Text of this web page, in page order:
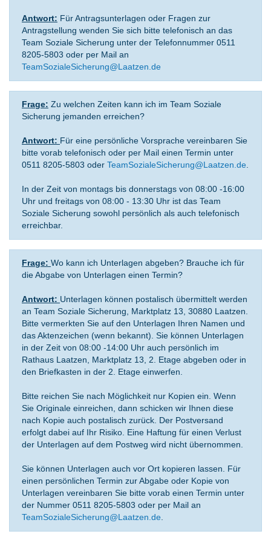
Antwort: Für Antragsunterlagen oder Fragen zur
Antragstellung wenden Sie sich bitte telefonisch an das
Team Soziale Sicherung unter der Telefonnummer 0511
8205-5803 oder per Mail an
TeamSozialeSicherung@Laatzen.de
Frage: Zu welchen Zeiten kann ich im Team Soziale
Sicherung jemanden erreichen?
Antwort: Für eine persönliche Vorsprache vereinbaren Sie
bitte vorab telefonisch oder per Mail einen Termin unter
0511 8205-5803 oder TeamSozialeSicherung@Laatzen.de.
In der Zeit von montags bis donnerstags von 08:00 -16:00
Uhr und freitags von 08:00 - 13:30 Uhr ist das Team
Soziale Sicherung sowohl persönlich als auch telefonisch
erreichbar.
Frage: Wo kann ich Unterlagen abgeben? Brauche ich für
die Abgabe von Unterlagen einen Termin?
Antwort: Unterlagen können postalisch übermittelt werden
an Team Soziale Sicherung, Marktplatz 13, 30880 Laatzen.
Bitte vermerkten Sie auf den Unterlagen Ihren Namen und
das Aktenzeichen (wenn bekannt). Sie können Unterlagen
in der Zeit von 08:00 -14:00 Uhr auch persönlich im
Rathaus Laatzen, Marktplatz 13, 2. Etage abgeben oder in
den Briefkasten in der 2. Etage einwerfen.
Bitte reichen Sie nach Möglichkeit nur Kopien ein. Wenn
Sie Originale einreichen, dann schicken wir Ihnen diese
nach Kopie auch postalisch zurück. Der Postversand
erfolgt dabei auf Ihr Risiko. Eine Haftung für einen Verlust
der Unterlagen auf dem Postweg wird nicht übernommen.
Sie können Unterlagen auch vor Ort kopieren lassen. Für
einen persönlichen Termin zur Abgabe oder Kopie von
Unterlagen vereinbaren Sie bitte vorab einen Termin unter
der Nummer 0511 8205-5803 oder per Mail an
TeamSozialeSicherung@Laatzen.de.